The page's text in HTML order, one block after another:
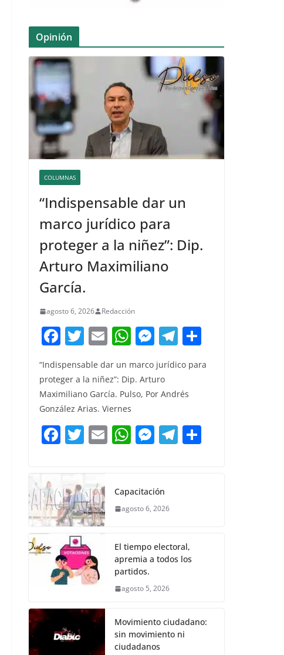
Opinión
COLUMNAS
“Indispensable dar un
marco jurídico para
proteger a la niñez”: Dip.
Arturo Maximiliano
García.
agosto 6, 2026 Redacción
F
c
e
b
o
o
k
T
w
itt
er
E
ai
l
W
at
s
p
p
M
e
ss
e
g
er
T
e
gr
m
m
“Indispensable dar un marco jurídico para
proteger a la niñez”: Dip. Arturo
Maximiliano García. Pulso, Por Andrés
González Arias. Viernes
F
c
e
b
o
o
k
T
itt
er
E W
s
A
p
M
e
n
er
T
Capacitación
agosto 6, 2026
El tiempo electoral,
apremia a todos los
partidos.
agosto 5, 2026
Movimiento ciudadano:
sin movimiento ni
ciudadanos